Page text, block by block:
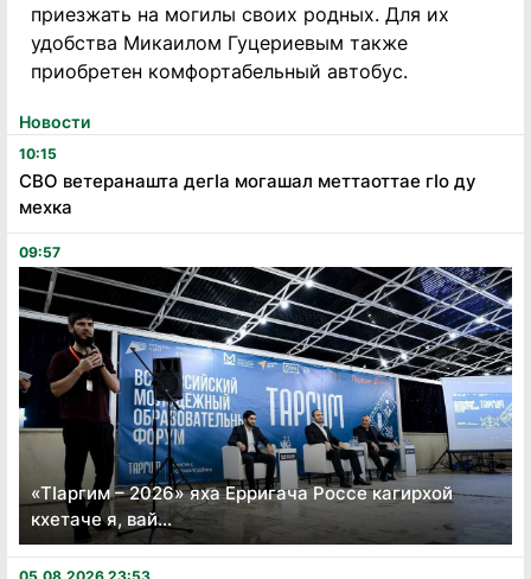
Новости
10:15
СВО ветеранашта дегӏа могашал меттаоттае гӏо ду
мехка
09:57
«Тӏаргим – 2026» яха Ерригача Россе кагирхой
кхетаче я, вай...
приезжать на могилы своих родных. Для их
удобства Микаилом Гуцериевым также
приобретен комфортабельный автобус.